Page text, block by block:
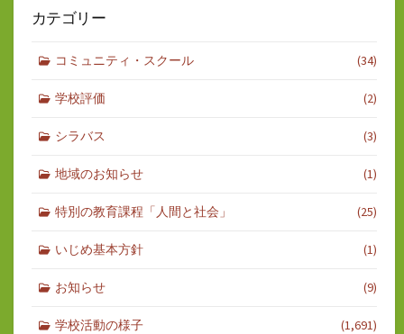
カテゴリー
コミュニティ・スクール (34)
学校評価 (2)
シラバス (3)
地域のお知らせ (1)
特別の教育課程「人間と社会」 (25)
いじめ基本方針 (1)
お知らせ (9)
学校活動の様子 (1,691)